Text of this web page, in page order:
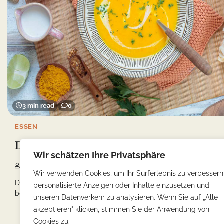
Wir schätzen Ihre Privatsphäre
Wir verwenden Cookies, um Ihr Surferlebnis zu
personalisierte Anzeigen oder Inhalte einzusetzen und
unseren Datenverkehr zu analysieren. Wenn Sie auf „Alle
akzeptieren" klicken, stimmen Sie der Anwendung von
Cookies zu.
3 min read 0
ESSEN
Der Malawisee und seine kulinarische
Der Malawisee, oft als „Kalendersee“ bezeichnet, ist einer der
beeindruckendsten Orte in Afrika und erstreckt […]